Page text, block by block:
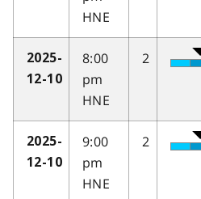
HNE
2025-
12-10
8:00
pm
HNE
2
2025-
12-10
9:00
pm
HNE
2